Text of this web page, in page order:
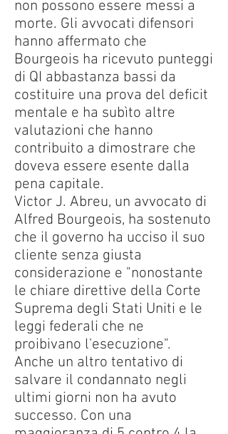
non possono essere messi a
morte. Gli avvocati difensori
hanno affermato che
Bourgeois ha ricevuto punteggi
di QI abbastanza bassi da
costituire una prova del deficit
mentale e ha subìto altre
valutazioni che hanno
contribuito a dimostrare che
doveva essere esente dalla
pena capitale.
Victor J. Abreu, un avvocato di
Alfred Bourgeois, ha sostenuto
che il governo ha ucciso il suo
cliente senza giusta
considerazione e "nonostante
le chiare direttive della Corte
Suprema degli Stati Uniti e le
leggi federali che ne
proibivano l'esecuzione".
Anche un altro tentativo di
salvare il condannato negli
ultimi giorni non ha avuto
successo. Con una